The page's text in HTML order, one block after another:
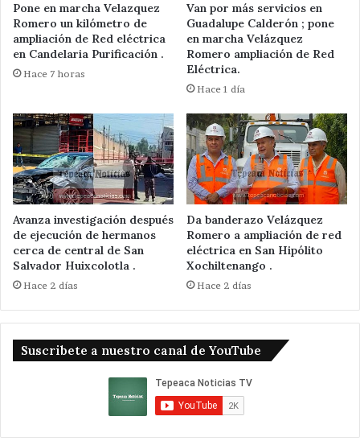
Pone en marcha Velazquez
Romero un kilómetro de
ampliación de Red eléctrica
en Candelaria Purificación .
Hace 7 horas
Van por más servicios en
Guadalupe Calderón ; pone
en marcha Velázquez
Romero ampliación de Red
Eléctrica.
Hace 1 día
Avanza investigación después
de ejecución de hermanos
cerca de central de San
Salvador Huixcolotla .
Hace 2 días
Da banderazo Velázquez
Romero a ampliación de red
eléctrica en San Hipólito
Xochiltenango .
Hace 2 días
Suscribete a nuestro canal de YouTube